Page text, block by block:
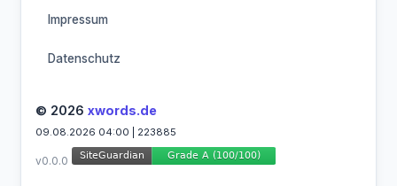
Impressum
Datenschutz
© 2026 xwords.de
09.08.2026 04:00 | 223885
v0.0.0